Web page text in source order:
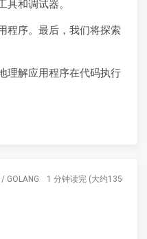
和调试器。
程序。最后，我们将探索
理解应用程序在代码执行
/ GOLANG 1 分钟读完 (大约135个字)